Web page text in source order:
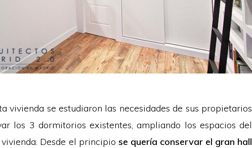
vivienda se estudiaron las necesidades de sus propietarios
los 3 dormitorios existentes, ampliando los espacios del
Desde el principio se quería conservar el gran hall